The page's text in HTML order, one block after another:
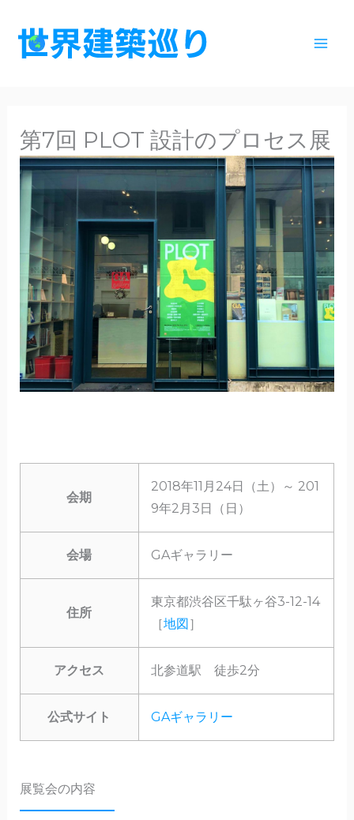
第7回 PLOT 設計のプロセス展
会期
2018年11月24日（土）～ 201
9年2月3日（日）
会場 GAギャラリー
住所
東京都渋谷区千駄ヶ谷3-12-14
［地図］
アクセス 北参道駅 徒歩2分
公式サイト GAギャラリー
展覧会の内容